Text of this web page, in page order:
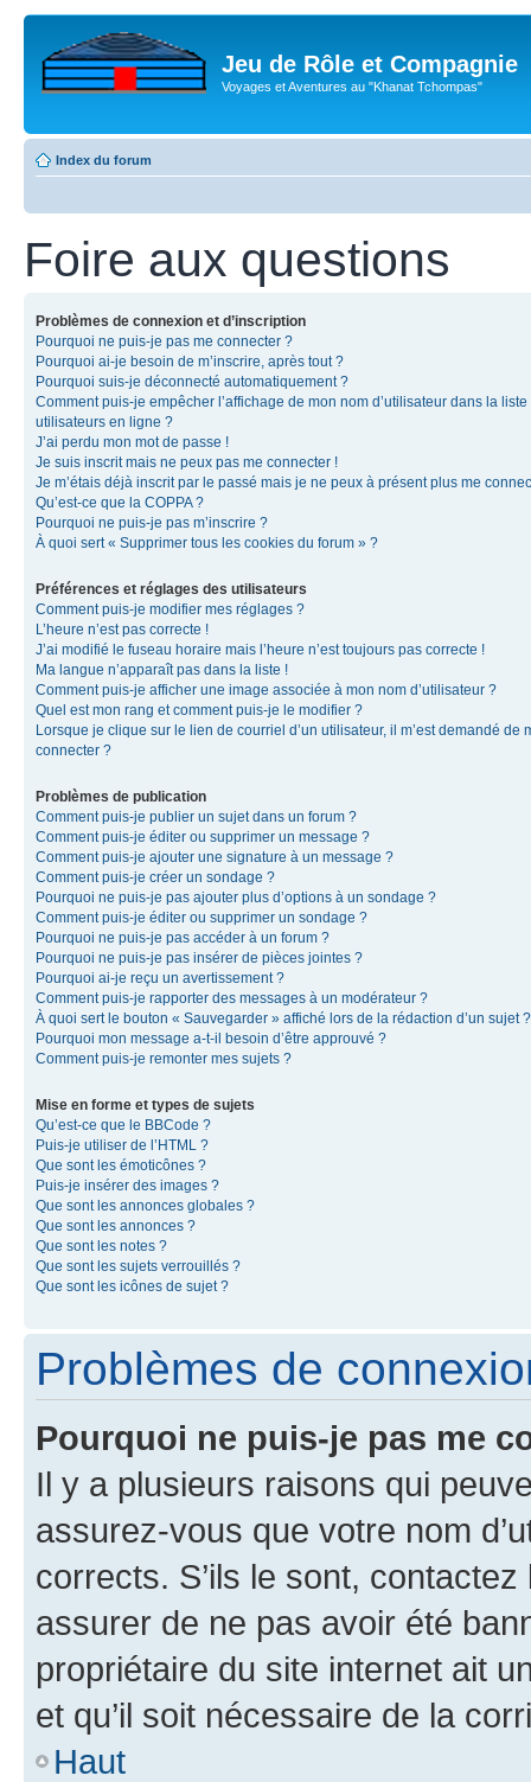
Jeu de Rôle et Compagnie
Voyages et Aventures au "Khanat Tchompas"
Index du forum
Foire aux questions
Problèmes de connexion et d’inscription
Pourquoi ne puis-je pas me connecter ?
Pourquoi ai-je besoin de m’inscrire, après tout ?
Pourquoi suis-je déconnecté automatiquement ?
Comment puis-je empêcher l’affichage de mon nom d’utilisateur dans la liste
utilisateurs en ligne ?
J’ai perdu mon mot de passe !
Je suis inscrit mais ne peux pas me connecter !
Je m’étais déjà inscrit par le passé mais je ne peux à présent plus me
Qu’est-ce que la COPPA ?
Pourquoi ne puis-je pas m’inscrire ?
À quoi sert « Supprimer tous les cookies du forum » ?
Préférences et réglages des utilisateurs
Comment puis-je modifier mes réglages ?
L’heure n’est pas correcte !
J’ai modifié le fuseau horaire mais l’heure n’est toujours pas correcte !
Ma langue n’apparaît pas dans la liste !
Comment puis-je afficher une image associée à mon nom d’utilisateur ?
Quel est mon rang et comment puis-je le modifier ?
Lorsque je clique sur le lien de courriel d’un utilisateur, il m’est demandé de
connecter ?
Problèmes de publication
Comment puis-je publier un sujet dans un forum ?
Comment puis-je éditer ou supprimer un message ?
Comment puis-je ajouter une signature à un message ?
Comment puis-je créer un sondage ?
Pourquoi ne puis-je pas ajouter plus d’options à un sondage ?
Comment puis-je éditer ou supprimer un sondage ?
Pourquoi ne puis-je pas accéder à un forum ?
Pourquoi ne puis-je pas insérer de pièces jointes ?
Pourquoi ai-je reçu un avertissement ?
Comment puis-je rapporter des messages à un modérateur ?
À quoi sert le bouton « Sauvegarder » affiché lors de la rédaction d’un sujet ?
Pourquoi mon message a-t-il besoin d’être approuvé ?
Comment puis-je remonter mes sujets ?
Mise en forme et types de sujets
Qu’est-ce que le BBCode ?
Puis-je utiliser de l’HTML ?
Que sont les émoticônes ?
Puis-je insérer des images ?
Que sont les annonces globales ?
Que sont les annonces ?
Que sont les notes ?
Que sont les sujets verrouillés ?
Que sont les icônes de sujet ?
Problèmes de
Pourquoi ne puis-je pas me
Il y a plusieurs raisons qui
assurez-vous que votre nom
corrects. S’ils le sont,
assurer de ne pas avoir été
propriétaire du site internet ait
et qu’il soit nécessaire de la
Haut